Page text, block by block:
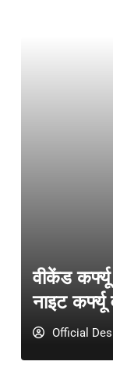
वीकेंड कर्फ्यू
नाइट
Official